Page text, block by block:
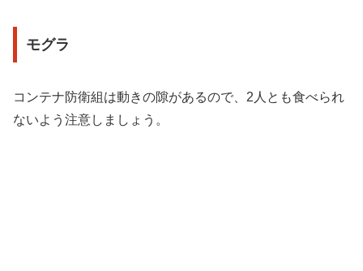
モグラ
コンテナ防衛組は動きの隙があるので、2人とも食べられ
ないよう注意しましょう。